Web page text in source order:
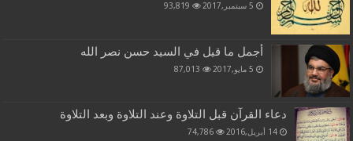
5 سبتمبر,2017 93,819
أجمل ما قيل في السيد حسن نصر الله
5 مايو,2017 87,013
دعاء القرآن قبل التلاوة وعند التلاوة وبعد التلاوة
14 أبريل,2016 74,786